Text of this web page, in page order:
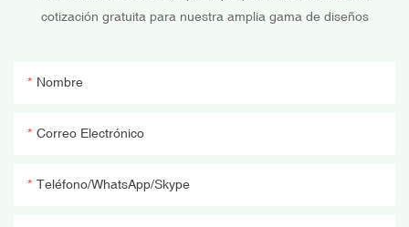
cotización gratuita para nuestra amplia gama de diseños
Nombre
Correo Electrónico
Teléfono/WhatsApp/Skype